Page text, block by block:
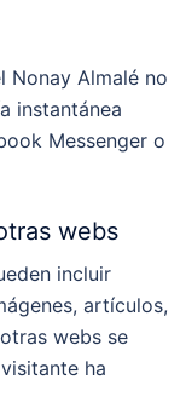
Nonay Almalé no
instantánea
Messenger o
webs
incluir
artículos,
webs se
ha